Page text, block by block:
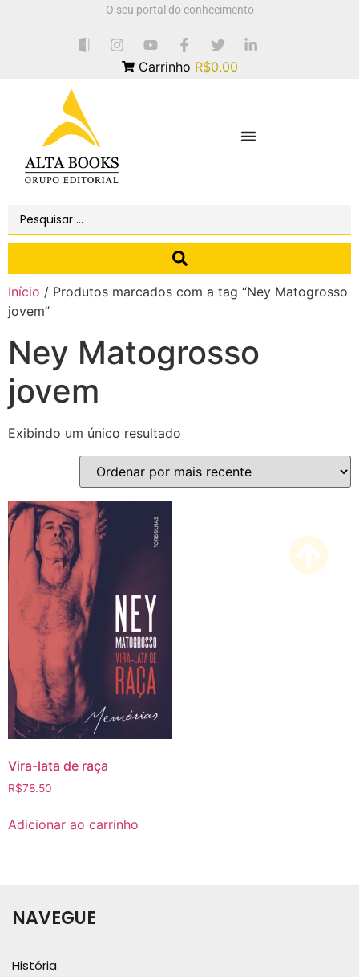
O seu portal do conhecimento
Carrinho R$0.00
Início / Produtos marcados com a tag “Ney Matogrosso
jovem”
Ney Matogrosso
jovem
Exibindo um único resultado
Vira-lata de raça
R$78.50
Adicionar ao carrinho
NAVEGUE
História